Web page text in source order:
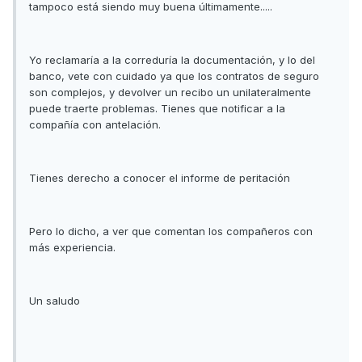
tampoco está siendo muy buena últimamente.....
Yo reclamaría a la correduría la documentación, y lo del
banco, vete con cuidado ya que los contratos de seguro
son complejos, y devolver un recibo un unilateralmente
puede traerte problemas. Tienes que notificar a la
compañía con antelación.
Tienes derecho a conocer el informe de peritación
Pero lo dicho, a ver que comentan los compañeros con
más experiencia.
Un saludo